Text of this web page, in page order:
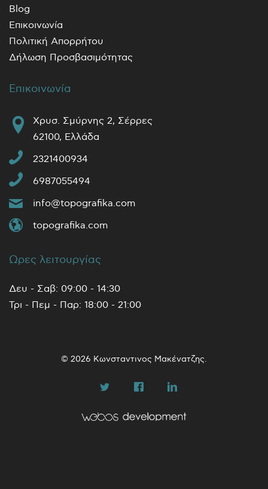
Blog
Επικοινωνία
Πολιτική Απορρήτου
Δήλωση Προσβασιμότητας
Επικοινωνία
Χρυσ. Σμύρνης 2, Σέρρες
62100, Ελλάδα
2321400934
6987055494
info@topografika.com
topografika.com
Ωρες λειτουργίας
Δευ - Σαβ: 09:00 - 14:30
Τρι - Πεμ - Παρ: 18:00 - 21:00
© 2026 Κωνσταντινος Μακένατζης.